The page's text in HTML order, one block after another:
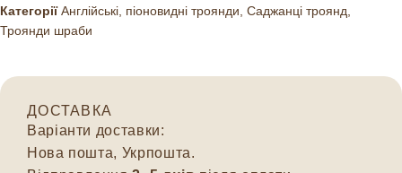
Категорії Англійські, піоновидні троянди, Саджанці троянд,
Троянди шраби
ДОСТАВКА
Варіанти доставки:
Нова пошта, Укрпошта.